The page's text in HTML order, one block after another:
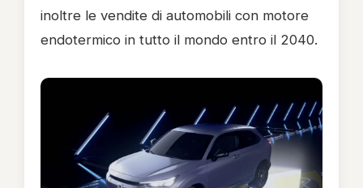
inoltre le vendite di automobili con motore
endotermico in tutto il mondo entro il 2040.